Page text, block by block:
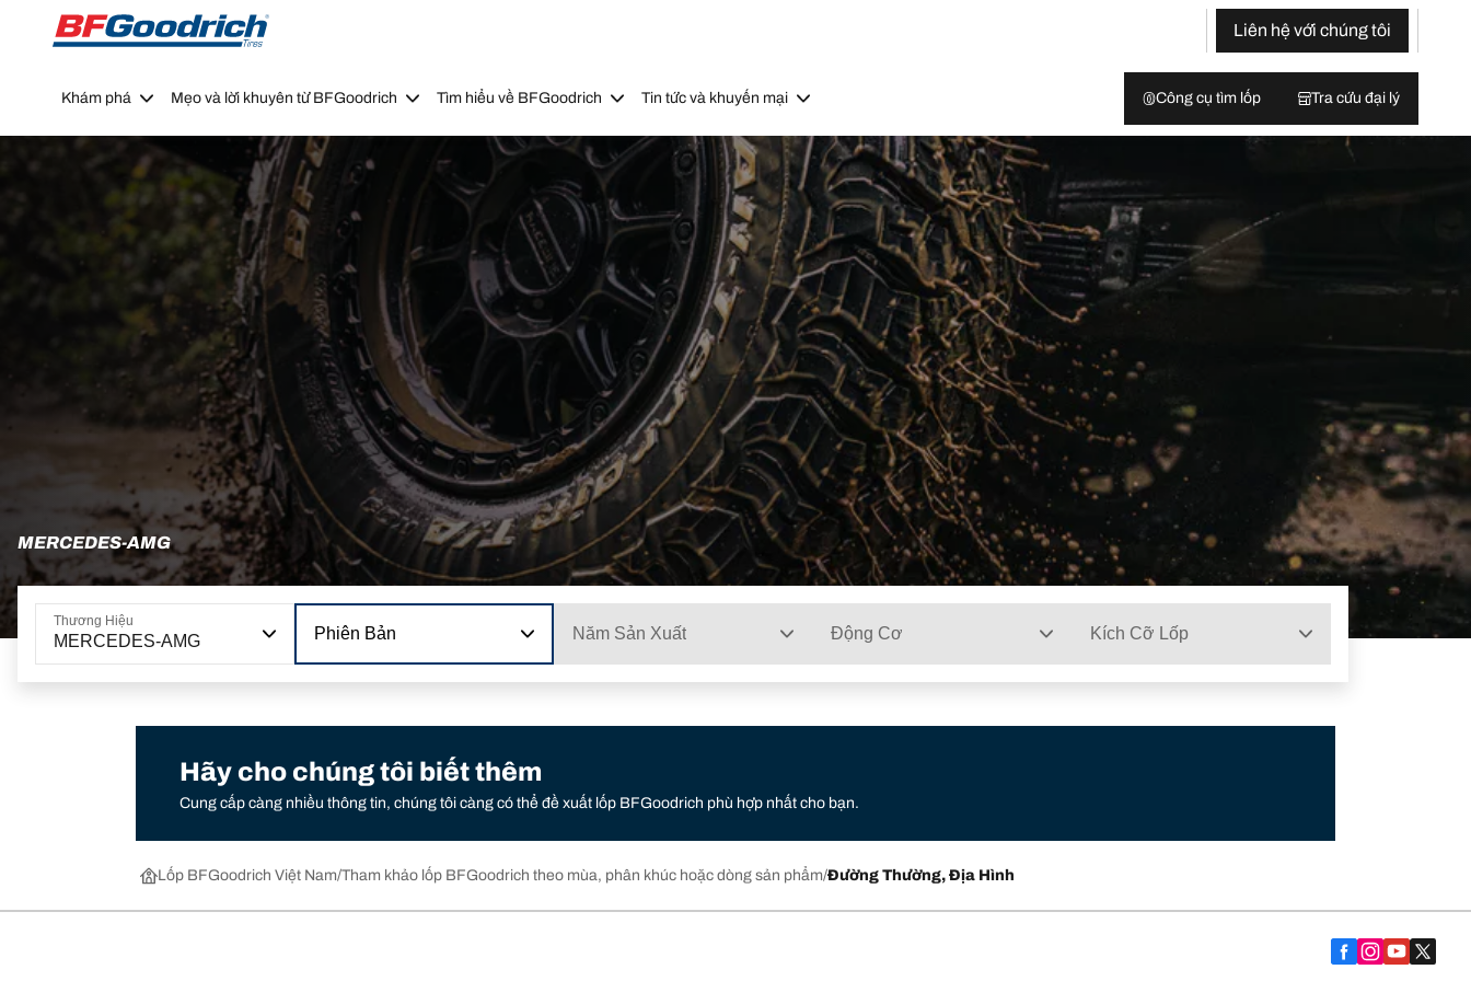
Go to page content
Go to page navigation
Liên hệ với chúng tôi
Khám phá Mẹo và lời khuyên từ BFGoodrich Tìm hiểu về BFGoodrich Tin tức và khuyến mại Công cụ tìm lốp Tra cứu đại lý
MERCEDES-AMG
Thương Hiệu
MERCEDES-AMG Phiên Bản Năm Sản Xuất Động Cơ Kích Cỡ Lốp
Hãy cho chúng tôi biết thêm
Cung cấp càng nhiều thông tin, chúng tôi càng có thể đề xuất lốp BFGoodrich phù hợp nhất cho bạn.
Lốp BFGoodrich Việt Nam Tham khảo lốp BFGoodrich theo mùa, phân khúc hoặc dòng sản phẩm Đường Thường, Địa Hình